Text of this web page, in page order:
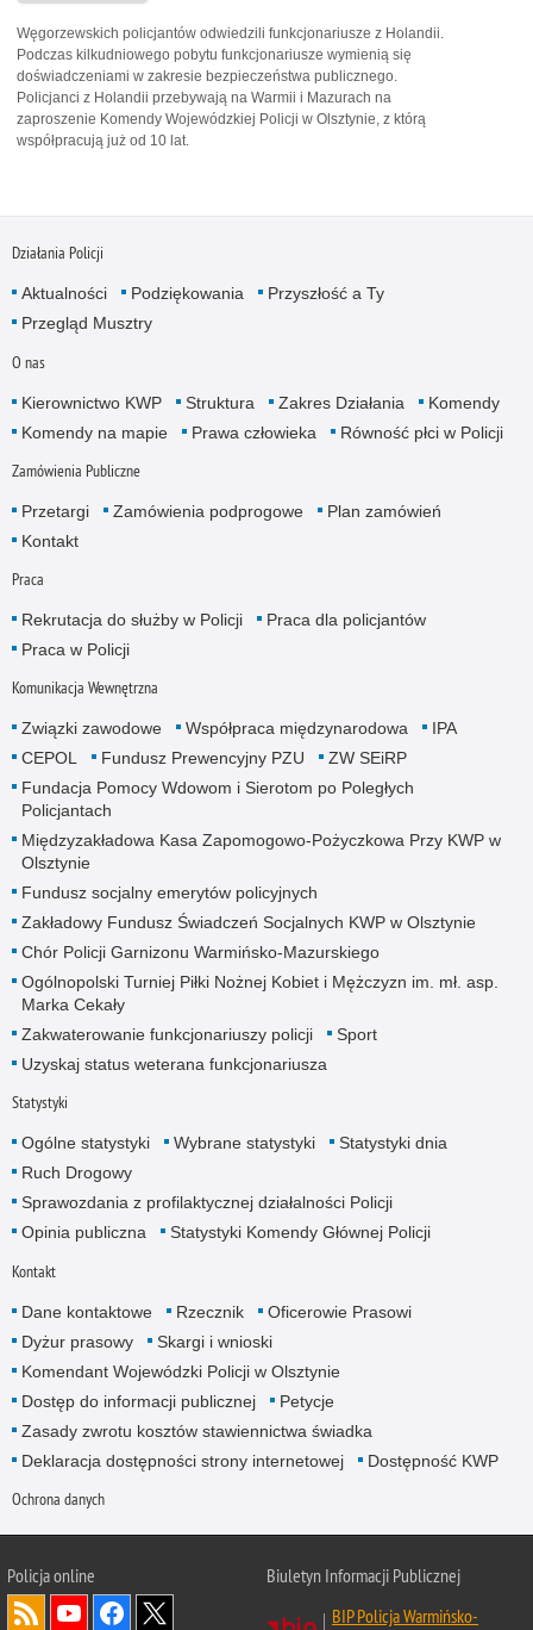
Węgorzewskich policjantów odwiedzili funkcjonariusze z Holandii.
Podczas kilkudniowego pobytu funkcjonariusze wymienią się
doświadczeniami w zakresie bezpieczeństwa publicznego.
Policjanci z Holandii przebywają na Warmii i Mazurach na
zaproszenie Komendy Wojewódzkiej Policji w Olsztynie, z którą
współpracują już od 10 lat.
Działania Policji
Aktualności Podziękowania
Przyszłość a Ty
Przegląd Musztry
O nas
Kierownictwo KWP Struktura Zakres Działania
Komendy
Komendy na mapie
Prawa człowieka Równość płci w Policji
Zamówienia Publiczne
Przetargi Zamówienia podprogowe
Plan zamówień
Kontakt
Praca
Rekrutacja do służby w Policji
Praca dla policjantów
Praca w Policji
Komunikacja Wewnętrzna
Związki zawodowe Współpraca międzynarodowa
IPA
CEPOL
Fundusz Prewencyjny PZU
ZW SEiRP
Fundacja Pomocy Wdowom i Sierotom po Poległych
Policjantach
Międzyzakładowa Kasa Zapomogowo-Pożyczkowa Przy KWP w
Olsztynie
Fundusz socjalny emerytów policyjnych
Zakładowy Fundusz Świadczeń Socjalnych KWP w Olsztynie
Chór Policji Garnizonu Warmińsko-Mazurskiego
Ogólnopolski Turniej Piłki Nożnej Kobiet i Mężczyzn im. mł. asp.
Marka Cekały
Zakwaterowanie funkcjonariuszy policji
Sport
Uzyskaj status weterana funkcjonariusza
Statystyki
Ogólne statystyki Wybrane statystyki
Statystyki dnia
Ruch Drogowy
Sprawozdania z profilaktycznej działalności Policji
Opinia publiczna
Statystyki Komendy Głównej Policji
Kontakt
Dane kontaktowe Rzecznik
Oficerowie Prasowi
Dyżur prasowy
Skargi i wnioski
Komendant Wojewódzki Policji w Olsztynie
Dostęp do informacji publicznej
Petycje
Zasady zwrotu kosztów stawiennictwa świadka
Deklaracja dostępności strony internetowej
Dostępność KWP
Ochrona danych
Policja online
Biuletyn Informacji Publicznej
BIP Policja Warmińsko-